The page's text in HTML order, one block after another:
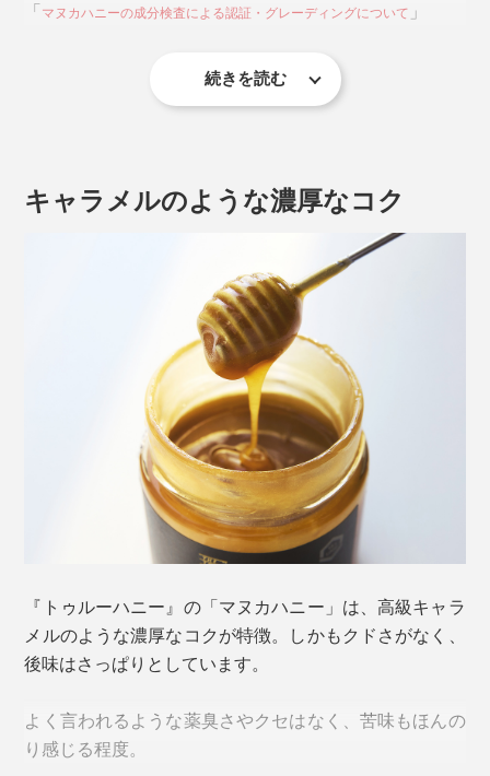
働き蜂の寿命は１ヶ月。その間に集めるのはスプーン１杯相当のハチミツといわ
『トゥルーハニー』の「マヌカハニー」は、厳しい検査
をクリアした「モノフローラル（単一の花）」品質。マ
ヌカ以外の花蜜は、ほぼ混じっていません。
それは、ミツバチの行動半径2〜3kmに咲く花が“ほぼマ
ヌカだけ”という場所に、巣箱を置いているということ
「マヌカハニーの成分検査による認証・グレーディングについて 」
出のルールに基づき、厳しい検査をクリアしたものだけ
に、表示が認められます。表示偽装や粗悪品を見分ける
「UMF（ユニーク・マヌカ・ファクター）」
「UMF」とは、「マヌカハニー」の抗菌力を医療用消毒
液であるフェノール液と比較し、それを数値化したも
の。
続きを読む
キャラメルのような濃厚なコク
『トゥルーハニー』の「マヌカハニー」は、高級キャラ
メルのような濃厚なコクが特徴。しかもクドさがなく、
後味はさっぱりとしています。
よく言われるような薬臭さやクセはなく、苦味もほんの
り感じる程度。